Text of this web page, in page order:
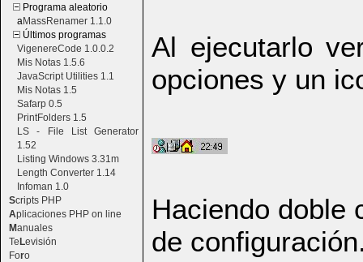
Programa aleatorio
aMassRenamer 1.1.0
Últimos programas
VigenereCode 1.0.0.2
Mis Notas 1.5.6
JavaScript Utilities 1.1
Mis Notas 1.5
Safarp 0.5
PrintFolders 1.5
LS - File List Generator
1.52
Listing Windows 3.31m
Length Converter 1.14
Infoman 1.0
Scripts PHP
Aplicaciones PHP on line
Manuales
TeLevisión
Foro
Al ejecutarlo
opciones y un
Haciendo doble
de